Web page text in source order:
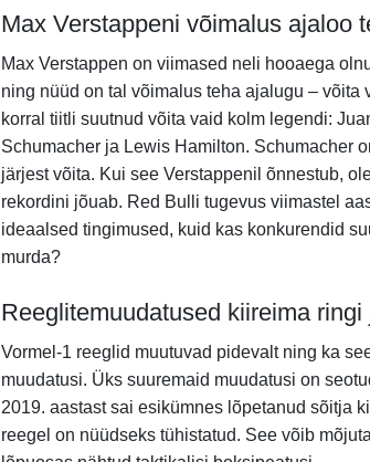
Max Verstappeni võimalus ajaloo
Max Verstappen on viimased neli hooaega
ning nüüd on tal võimalus teha ajalugu – võita
korral tiitli suutnud võita vaid kolm legendi:
Schumacher ja Lewis Hamilton. Schumacher
järjest võita. Kui see Verstappenil õnnestub,
rekordini jõuab. Red Bulli tugevus viimastel
ideaalsed tingimused, kuid kas konkurendid
murda?
Reeglitemuudatused kiireima
Vormel-1 reeglid muutuvad pidevalt ning ka
muudatusi. Üks suuremaid muudatusi on
2019. aastast sai esikümnes lõpetanud sõitja
reegel on nüüdseks tühistatud. See võib